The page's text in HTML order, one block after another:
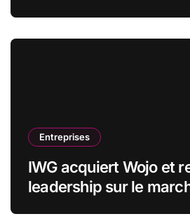
Entreprises
IWG acquiert Wojo et
leadership sur le